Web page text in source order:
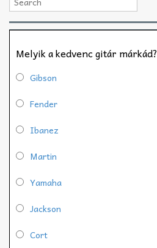
Melyik a kedvenc gitár márkád?
Gibson
Fender
Ibanez
Martin
Yamaha
Jackson
Cort